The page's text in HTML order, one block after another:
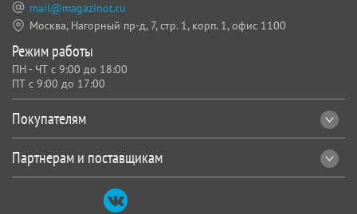
Покупателям
Партнерам и поставщикам
mail@magazinot.ru
Москва, Нагорный пр-д, 7, стр. 1, корп. 1, офис 1100
Режим работы
ПН - ЧТ с 9:00 до 18:00
ПТ с 9:00 до 17:00